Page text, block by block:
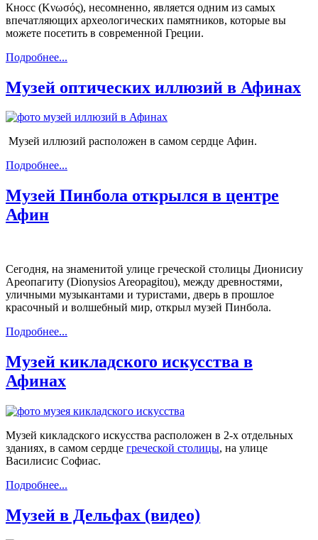
Кносс (Κνωσός), несомненно, является одним из самых
впечатляющих археологических памятников, которые вы
можете посетить в современной Греции.
Подробнее...
Музей оптических иллюзий в Афинах
Музей иллюзий расположен в самом сердце Афин.
Подробнее...
Музей Пинбола открылся в центре
Афин
Сегодня, на знаменитой улице греческой столицы Дионисиу
Ареопагиту (Dionysios Areopagitou), между древностями,
уличными музыкантами и туристами, дверь в прошлое
красочный и волшебный мир, открыл музей Пинбола.
Подробнее...
Музей кикладского искусства в
Афинах
Музей кикладского искусства расположен в 2-х отдельных
зданиях, в самом сердце греческой столицы, на улице
Василисис Софиас.
Подробнее...
Музей в Дельфах (видео)